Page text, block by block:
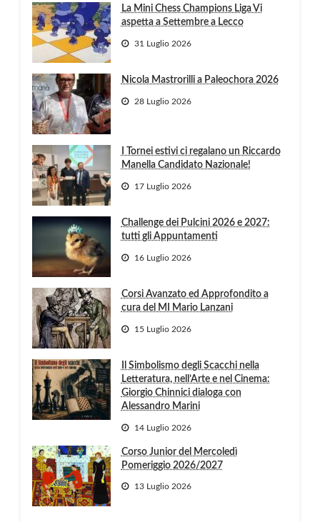
La Mini Chess Champions Liga Vi
aspetta a Settembre a Lecco
31 Luglio 2026
Nicola Mastrorilli a Paleochora 2026
28 Luglio 2026
I Tornei estivi ci regalano un Riccardo
Manella Candidato Nazionale!
17 Luglio 2026
Challenge dei Pulcini 2026 e 2027:
tutti gli Appuntamenti
16 Luglio 2026
Corsi Avanzato ed Approfondito a
cura del MI Mario Lanzani
15 Luglio 2026
Il Simbolismo degli Scacchi nella
Letteratura, nell’Arte e nel Cinema:
Giorgio Chinnici dialoga con
Alessandro Marini
14 Luglio 2026
Corso Junior del Mercoledì
Pomeriggio 2026/2027
13 Luglio 2026